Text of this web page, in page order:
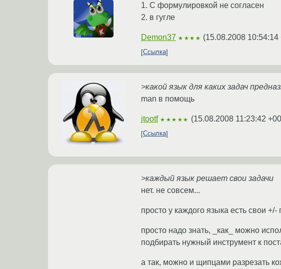
1. С формулировкой не согласен
2. в гугле
Demon37 ★★★★ (15.08.2008 10:54:14
Ссылка
>какой язык для каких задач
man в помощь
jtootf ★★★★★ (15.08.2008 11:23:42
Ссылка
>каждый язык решает свои задачи
нет. не совсем...
просто у каждого языка есть свои
просто надо знать, _как_ можно
подбирать нужный инструмент к
а так, можно и щипцами разрезать